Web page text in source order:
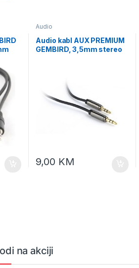
Audio
Audio kabl AUX PREMIUM
GEMBIRD, 3,5mm stereo
9,00 KM
na akciji